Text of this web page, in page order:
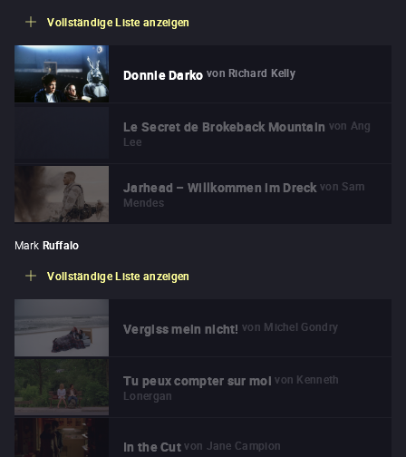
Vollständige Liste anzeigen
Donnie Darko von Richard Kelly
Le Secret de Brokeback Mountain von Ang
Lee
Jarhead – Willkommen im Dreck von Sam
Mendes
Mark Ruffalo
Vollständige Liste anzeigen
Vergiss mein nicht! von Michel Gondry
Tu peux compter sur moi von Kenneth
Lonergan
In the Cut von Jane Campion